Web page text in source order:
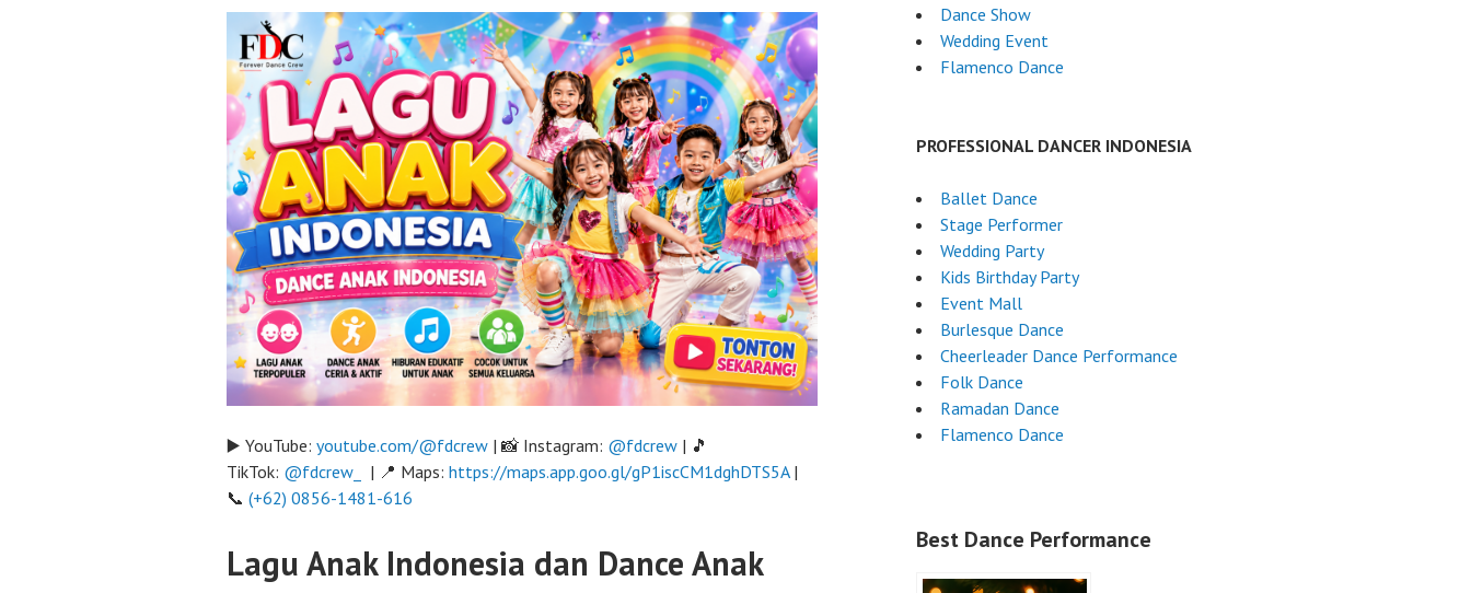
▶️ YouTube: youtube.com/@fdcrew | 📸 Instagram: @fdcrew | 🎵
TikTok: @fdcrew_ | 📍 Maps: https://maps.app.goo.gl/gP1iscCM1dghDTS5A|
📞 (+62) 0856-1481-616
Lagu Anak Indonesia dan Dance Anak
Dance Show
Wedding Event
Flamenco Dance
PROFESSIONAL DANCER INDONESIA
Ballet Dance
Stage Performer
Wedding Party
Kids Birthday Party
Event Mall
Burlesque Dance
Cheerleader Dance Performance
Folk Dance
Ramadan Dance
Flamenco Dance
Best Dance Performance